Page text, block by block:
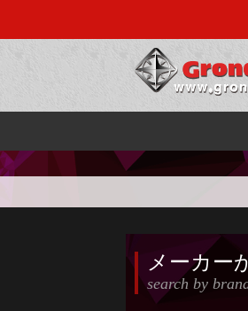
メーカー
search by